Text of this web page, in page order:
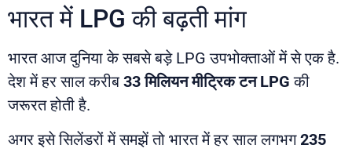
भारत में LPG की बढ़ती मांग
भारत आज दुनिया के सबसे बड़े LPG उपभोक्ताओं में से एक है.
देश में हर साल करीब 33 मिलियन मीट्रिक टन LPG की
जरूरत होती है.
अगर इसे सिलेंडरों में समझें तो भारत में हर साल लगभग235